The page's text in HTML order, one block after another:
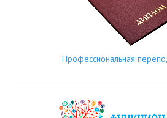
Профессиональная